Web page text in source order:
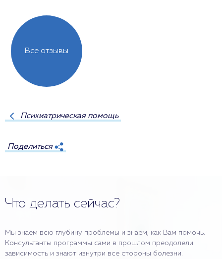
Все отзывы
Психиатрическая помощь
Поделиться
Что делать сейчас?
Мы знаем всю глубину проблемы и знаем, как Вам помочь.
Консультанты программы сами в прошлом преодолели
зависимость и знают изнутри все стороны болезни.